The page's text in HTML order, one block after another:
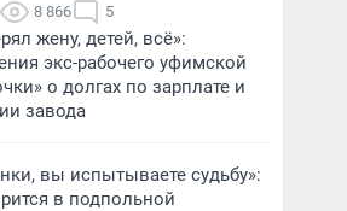
8 866 5
жену, детей, всё»:
экс-рабочего уфимской
о долгах по зарплате и
завода
вы испытываете судьбу»:
в подпольной